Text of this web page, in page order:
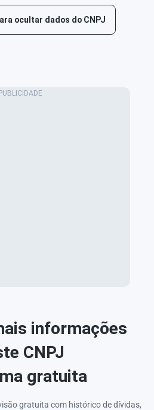
ocultar dados do CNPJ
informações
CNPJ
gratuita
gratuita com histórico de dívidas,